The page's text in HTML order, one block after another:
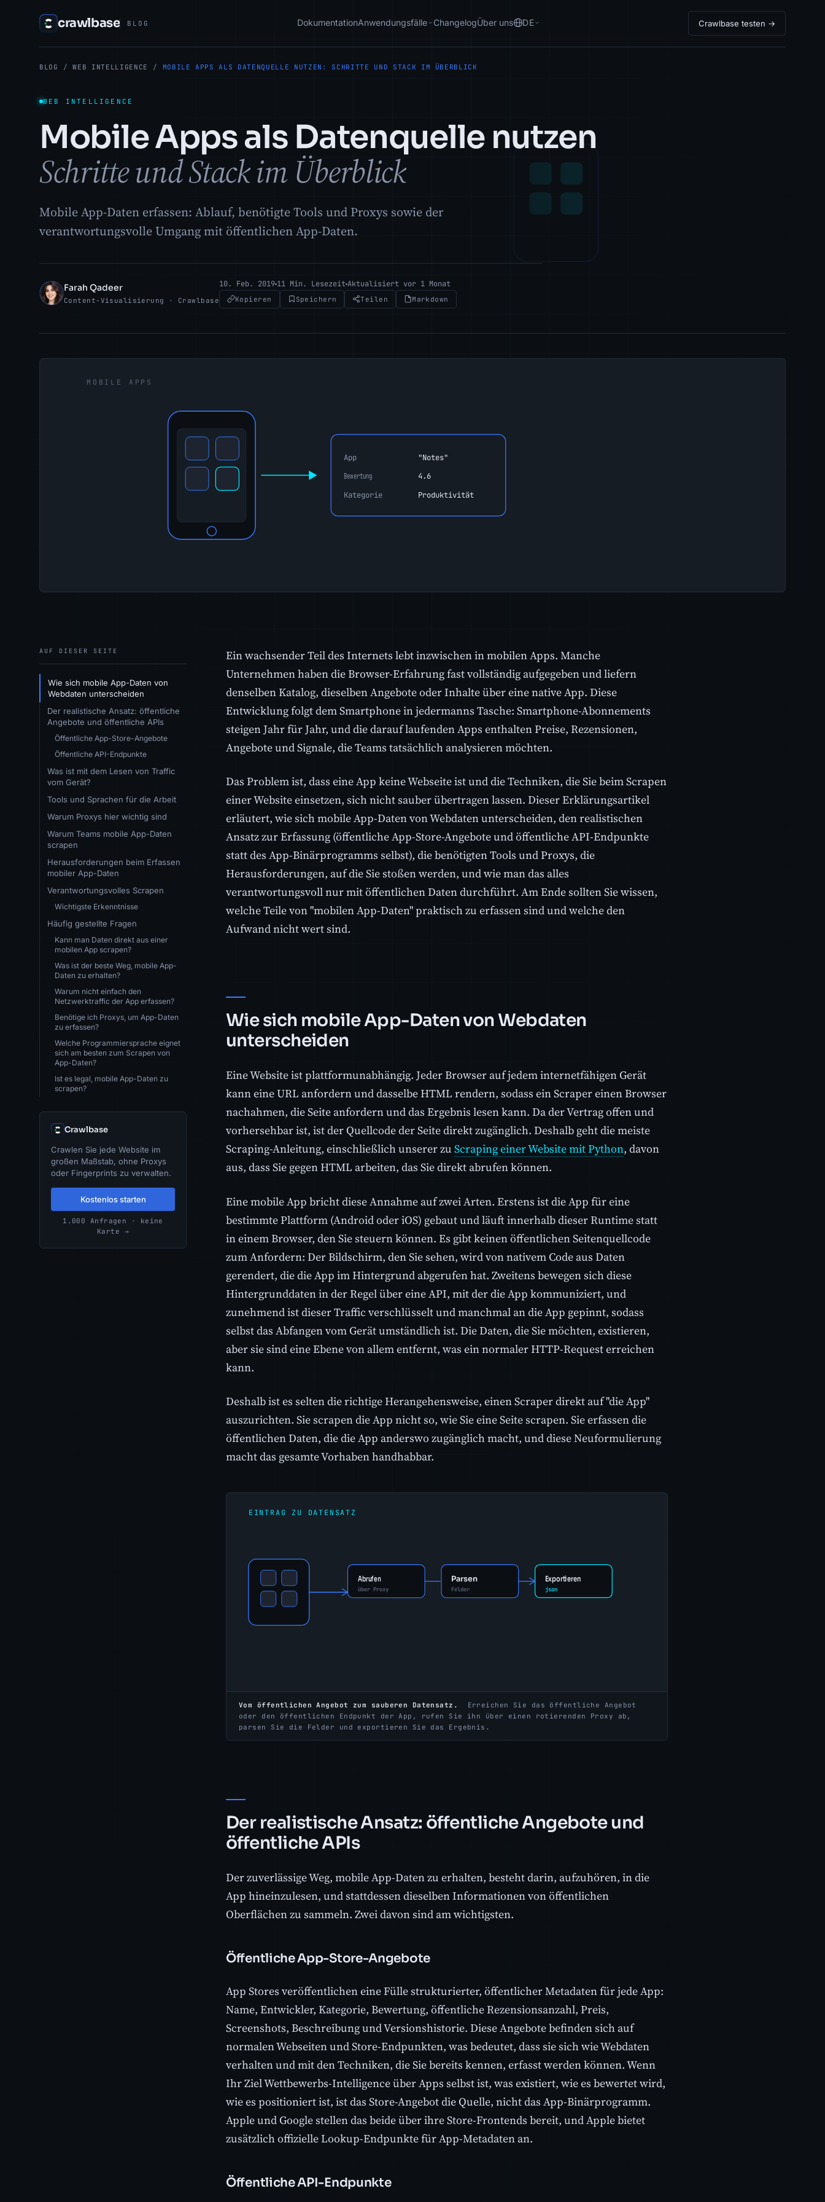
crawlbase BLOG DokumentationAnwendungsfälle ChangelogÜber uns DE Crawlbase testen →
BLOG / WEB INTELLIGENCE / MOBILE APPS ALS DATENQUELLE NUTZEN: SCHRITTE UND STACK IM ÜBERBLICK
WEB INTELLIGENCE
Mobile Apps als Datenquelle nutzen
Schritte und Stack im Überblick
Mobile App-Daten erfassen: Ablauf, benötigte Tools und Proxys sowie der
verantwortungsvolle Umgang mit öffentlichen App-Daten.
FQ
Farah Qadeer
Content-Visualisierung · Crawlbase
10. Feb. 201911 Min. Lesezeit Aktualisiert vor 1 Monat
Kopieren Speichern Teilen Markdown
AUF DIESER SEITE
Wie sich mobile App-Daten von
Webdaten unterscheiden
Der realistische Ansatz: öffentliche
Angebote und öffentliche APIs
Öffentliche App-Store-Angebote
Öffentliche API-Endpunkte
Was ist mit dem Lesen von Traffic
vom Gerät?
Tools und Sprachen für die Arbeit
Warum Proxys hier wichtig sind
Warum Teams mobile App-Daten
scrapen
Herausforderungen beim Erfassen
mobiler App-Daten
Verantwortungsvolles Scrapen
Wichtigste Erkenntnisse
Häufig gestellte Fragen
Kann man Daten direkt aus einer
mobilen App scrapen?
Was ist der beste Weg, mobile App-
Daten zu erhalten?
Warum nicht einfach den
Netzwerktraffic der App erfassen?
Benötige ich Proxys, um App-Daten
zu erfassen?
Welche Programmiersprache eignet
sich am besten zum Scrapen von
App-Daten?
Ist es legal, mobile App-Daten zu
scrapen?
Crawlbase
Crawlen Sie jede Website im
großen Maßstab, ohne Proxys
oder Fingerprints zu verwalten.
Kostenlos starten
1.000 Anfragen · keine
Karte →
Ein wachsender Teil des Internets lebt inzwischen in mobilen Apps. Manche
Unternehmen haben die Browser-Erfahrung fast vollständig aufgegeben und liefern
denselben Katalog, dieselben Angebote oder Inhalte über eine native App. Diese
Entwicklung folgt dem Smartphone in jedermanns Tasche: Smartphone-Abonnements
steigen Jahr für Jahr, und die darauf laufenden Apps enthalten Preise, Rezensionen,
Angebote und Signale, die Teams tatsächlich analysieren möchten.
Das Problem ist, dass eine App keine Webseite ist und die Techniken, die Sie beim Scrapen
einer Website einsetzen, sich nicht sauber übertragen lassen. Dieser Erklärungsartikel
erläutert, wie sich mobile App-Daten von Webdaten unterscheiden, den realistischen
Ansatz zur Erfassung (öffentliche App-Store-Angebote und öffentliche API-Endpunkte
statt des App-Binärprogramms selbst), die benötigten Tools und Proxys, die
Herausforderungen, auf die Sie stoßen werden, und wie man das alles
verantwortungsvoll nur mit öffentlichen Daten durchführt. Am Ende sollten Sie wissen,
welche Teile von "mobilen App-Daten" praktisch zu erfassen sind und welche den
Aufwand nicht wert sind.
Wie sich mobile App-Daten von Webdaten
unterscheiden
Eine Website ist plattformunabhängig. Jeder Browser auf jedem internetfähigen Gerät
kann eine URL anfordern und dasselbe HTML rendern, sodass ein Scraper einen Browser
nachahmen, die Seite anfordern und das Ergebnis lesen kann. Da der Vertrag offen und
vorhersehbar ist, ist der Quellcode der Seite direkt zugänglich. Deshalb geht die meiste
Scraping-Anleitung, einschließlich unserer zu Scraping einer Website mit Python, davon
aus, dass Sie gegen HTML arbeiten, das Sie direkt abrufen können.
Eine mobile App bricht diese Annahme auf zwei Arten. Erstens ist die App für eine
bestimmte Plattform (Android oder iOS) gebaut und läuft innerhalb dieser Runtime statt
in einem Browser, den Sie steuern können. Es gibt keinen öffentlichen Seitenquellcode
zum Anfordern: Der Bildschirm, den Sie sehen, wird von nativem Code aus Daten
gerendert, die die App im Hintergrund abgerufen hat. Zweitens bewegen sich diese
Hintergrunddaten in der Regel über eine API, mit der die App kommuniziert, und
zunehmend ist dieser Traffic verschlüsselt und manchmal an die App gepinnt, sodass
selbst das Abfangen vom Gerät umständlich ist. Die Daten, die Sie möchten, existieren,
aber sie sind eine Ebene von allem entfernt, was ein normaler HTTP-Request erreichen
kann.
Deshalb ist es selten die richtige Herangehensweise, einen Scraper direkt auf "die App"
auszurichten. Sie scrapen die App nicht so, wie Sie eine Seite scrapen. Sie erfassen die
öffentlichen Daten, die die App anderswo zugänglich macht, und diese Neuformulierung
macht das gesamte Vorhaben handhabbar.
Vom öffentlichen Angebot zum sauberen Datensatz.
Erreichen Sie das öffentliche Angebot
oder den öffentlichen Endpunkt der App, rufen Sie ihn über einen rotierenden Proxy ab,
parsen Sie die Felder und exportieren Sie das Ergebnis.
Der realistische Ansatz: öffentliche Angebote und
öffentliche APIs
Der zuverlässige Weg, mobile App-Daten zu erhalten, besteht darin, aufzuhören, in die
App hineinzulesen, und stattdessen dieselben Informationen von öffentlichen
Oberflächen zu sammeln. Zwei davon sind am wichtigsten.
Öffentliche App-Store-Angebote
App Stores veröffentlichen eine Fülle strukturierter, öffentlicher Metadaten für jede App:
Name, Entwickler, Kategorie, Bewertung, öffentliche Rezensionsanzahl, Preis,
Screenshots, Beschreibung und Versionshistorie. Diese Angebote befinden sich auf
normalen Webseiten und Store-Endpunkten, was bedeutet, dass sie sich wie Webdaten
verhalten und mit den Techniken, die Sie bereits kennen, erfasst werden können. Wenn
Ihr Ziel Wettbewerbs-Intelligence über Apps selbst ist, was existiert, wie es bewertet wird,
wie es positioniert ist, ist das Store-Angebot die Quelle, nicht das App-Binärprogramm.
Apple und Google stellen das beide über ihre Store-Frontends bereit, und Apple bietet
zusätzlich offizielle Lookup-Endpunkte für App-Metadaten an.
Öffentliche API-Endpunkte